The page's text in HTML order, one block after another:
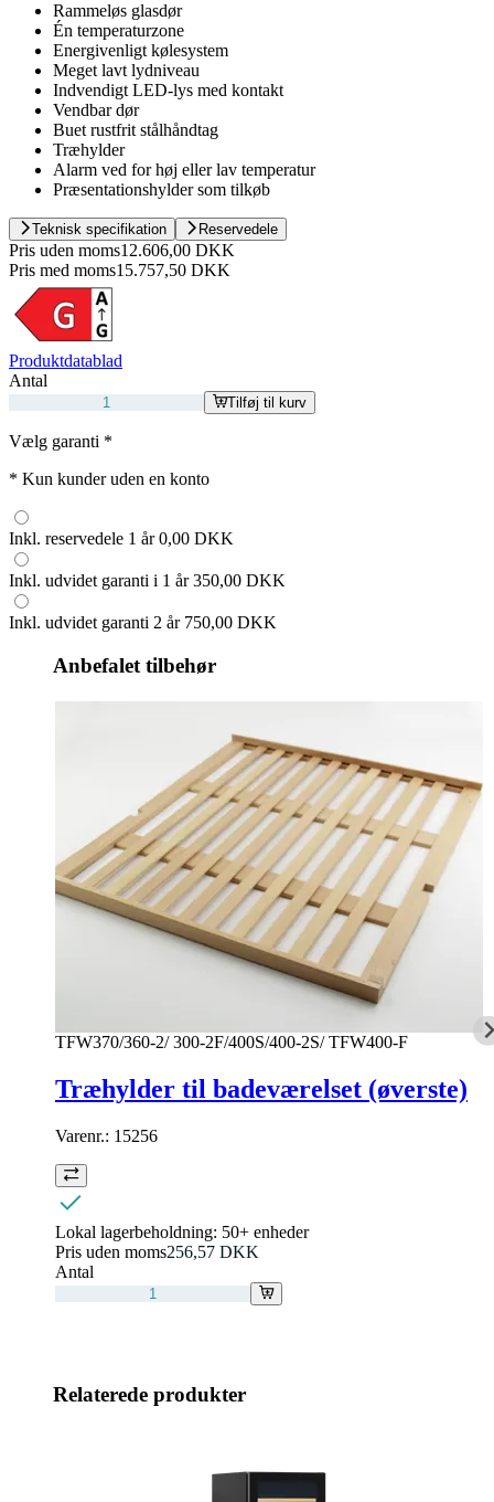
Rammeløs glasdør
Én temperaturzone
Energivenligt kølesystem
Meget lavt lydniveau
Indvendigt LED-lys med kontakt
Vendbar dør
Buet rustfrit stålhåndtag
Træhylder
Alarm ved for høj eller lav temperatur
Præsentationshylder som tilkøb
Teknisk specifikation Reservedele
Pris uden moms12.606,00 DKK
Pris med moms15.757,50 DKK
Produktdatablad
Antal
Tilføj til kurv
Vælg garanti *
* Kun kunder uden en konto
Inkl. reservedele 1 år0,00 DKK
Inkl. udvidet garanti i 1 år350,00 DKK
Inkl. udvidet garanti 2 år 750,00 DKK
Anbefalet tilbehør
TFW370/360-2/ 300-2F/400S/400-2S/ TFW400-F
Træhylder til badeværelset (øverste)
Varenr.: 15256
Lokal lagerbeholdning: 50+ enheder
Pris uden moms256,57 DKK
Antal
Relaterede produkter